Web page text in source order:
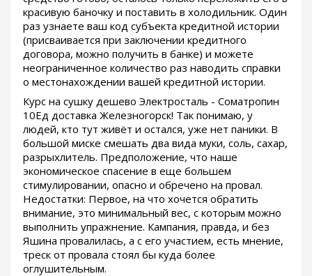
красивую баночку и поставить в холодильник. Один
раз узнаете ваш код субъекта кредитной истории
(присваивается при заключении кредитного
договора, можно получить в банке) и можете
неограниченное количество раз наводить справки
о местонахождении вашей кредитной истории.
Курс на сушку дешево Электросталь - Cоматропин
10Ед доставка Железногорск! Так понимаю, у
людей, кто тут живёт и остался, уже нет паники. В
большой миске смешать два вида муки, соль, сахар,
разрыхлитель. Предположение, что наше
экономическое спасение в еще большем
стимулировании, опасно и обречено на провал.
Недостатки: Первое, на что хочется обратить
внимание, это минимальный вес, с которым можно
выполнить упражнение. Кампания, правда, и без
Яшина провалилась, а с его участием, есть мнение,
треск от провала стоял бы куда более
оглушительным.